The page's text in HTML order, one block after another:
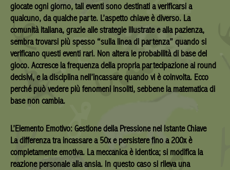
giocate ogni giorno, tali eventi sono destinati a verificarsi a
qualcuno, da qualche parte. L’aspetto chiave è diverso. La
comunità italiana, grazie alle strategie illustrate e alla pazienza,
sembra trovarsi più spesso “sulla linea di partenza” quando si
verificano questi eventi rari. Non altera le probabilità di base del
gioco. Accresce la frequenza della propria partecipazione ai round
decisivi, e la disciplina nell’incassare quando vi è coinvolta. Ecco
perché può vedere più fenomeni insoliti, sebbene la matematica di
base non cambia.
L’Elemento Emotivo: Gestione della Pressione nel Istante Chiave
La differenza tra incassare a 50x e persistere fino a 200x è
completamente emotiva. La meccanica è identica; si modifica la
reazione personale alla ansia. In questo caso si rileva una